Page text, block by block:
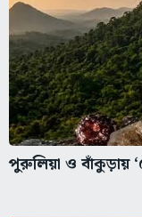
পুরুলিয়া ও বাঁকুড়ায়